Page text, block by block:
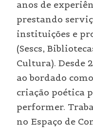
anos de
prestando
instituições e
(Sescs,
Cultura). Desde
ao bordado
criação poética
performer.
no Espaço de